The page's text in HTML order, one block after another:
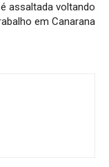
assaltada voltando
em Canarana